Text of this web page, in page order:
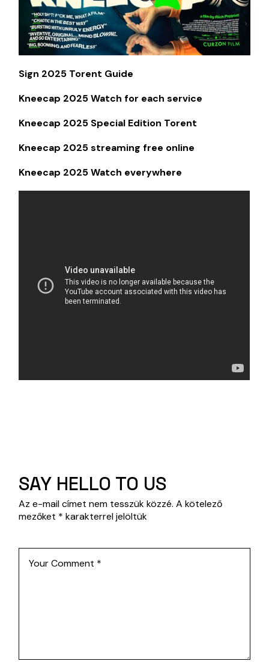
Sign 2025 Torent Guide
Kneecap 2025 Watch for each service
Kneecap 2025 Special Edition Torent
Kneecap 2025 streaming free online
Kneecap 2025 Watch everywhere
SAY HELLO TO US
Az e-mail címet nem tesszük közzé. A kötelező
mezőket * karakterrel jelöltük